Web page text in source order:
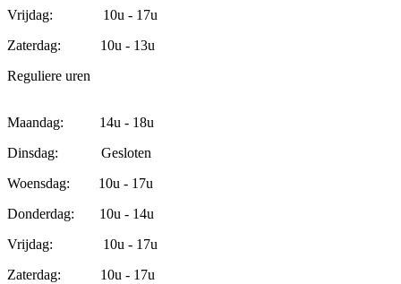
Vrijdag: 10u - 17u
Zaterdag: 10u - 13u
Reguliere uren
Maandag: 14u - 18u
Dinsdag: Gesloten
Woensdag: 10u - 17u
Donderdag: 10u - 14u
Vrijdag: 10u - 17u
Zaterdag: 10u - 17u